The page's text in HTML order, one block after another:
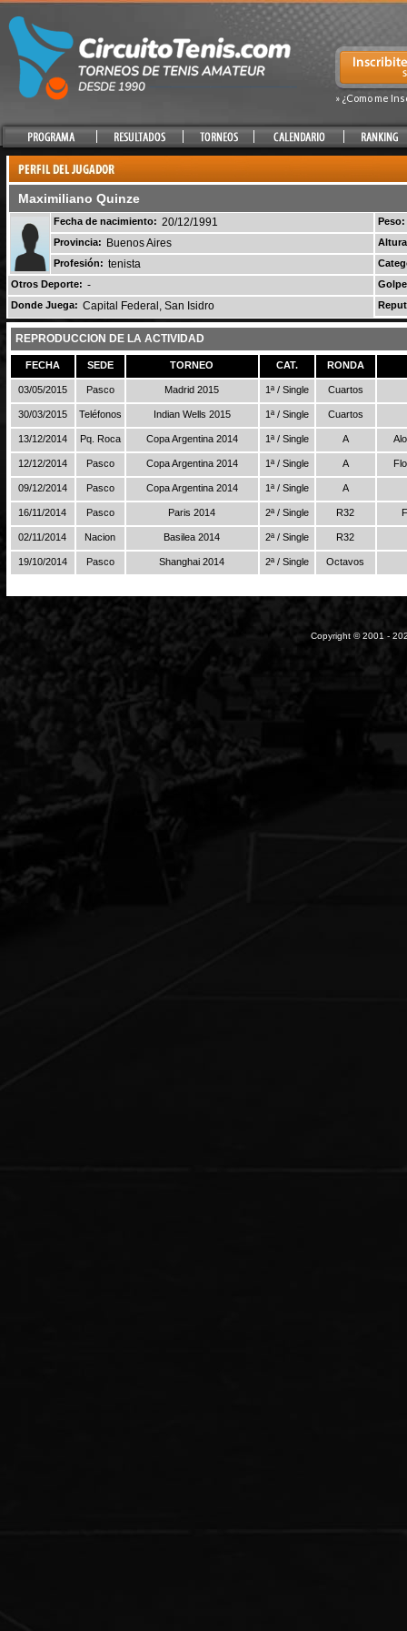
» ¿Como me
Maximiliano Quinze
Fecha de nacimiento: 20/12/1991
Peso:
Provincia:
Buenos Aires
Profesión: tenista
Otros Deporte: -
Donde Juega: Capital Federal, San Isidro
REPRODUCCION DE LA ACTIVIDAD
FECHA SEDE TORNEO CAT. RONDA
03/05/2015 Pasco Madrid 2015 1ª / Single Cuartos
30/03/2015 Teléfonos Indian Wells 2015 1ª / Single Cuartos
13/12/2014 Pq. Roca Copa Argentina 2014 1ª / Single A
12/12/2014 Pasco Copa Argentina 2014 1ª / Single A
09/12/2014 Pasco Copa Argentina 2014 1ª / Single A
16/11/2014 Pasco Paris 2014 2ª / Single R32
02/11/2014 Nacion Basilea 2014 2ª / Single R32
19/10/2014 Pasco Shanghai 2014 2ª / Single Octavos
Copyright © 2001 -